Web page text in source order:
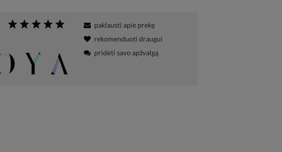
paklausti apie prekę
rekomenduoti draugui
pridėti savo apžvalgą